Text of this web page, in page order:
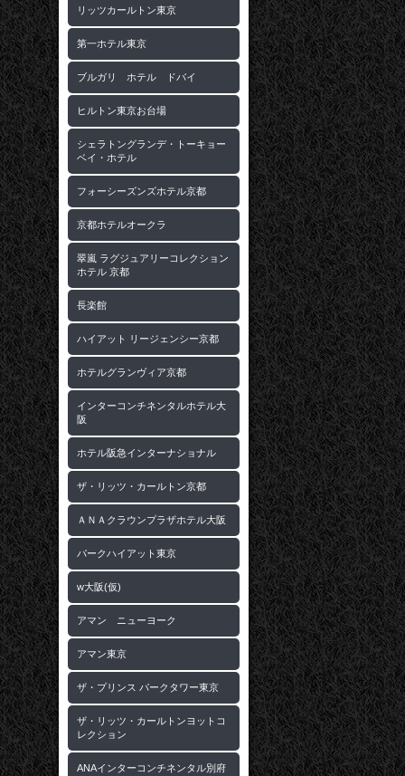
リッツカールトン東京
第一ホテル東京
ブルガリ ホテル ドバイ
ヒルトン東京お台場
シェラトングランデ・トーキョー
ベイ・ホテル
フォーシーズンズホテル京都
京都ホテルオークラ
翠嵐 ラグジュアリーコレクション
ホテル 京都
長楽館
ハイアット リージェンシー京都
ホテルグランヴィア京都
インターコンチネンタルホテル大
阪
ホテル阪急インターナショナル
ザ・リッツ・カールトン京都
ＡＮＡクラウンプラザホテル大阪
パークハイアット東京
w大阪(仮)
アマン ニューヨーク
アマン東京
ザ・プリンス パークタワー東京
ザ・リッツ・カールトンヨットコ
レクション
ANAインターコンチネンタル別府